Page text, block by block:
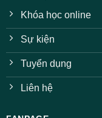
Khóa học online
Sự kiện
Tuyển dụng
Liên hệ